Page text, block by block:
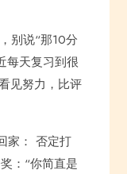
别说“那10分
每天复习到很
见努力，比评
家： 否定打
：“你简直是